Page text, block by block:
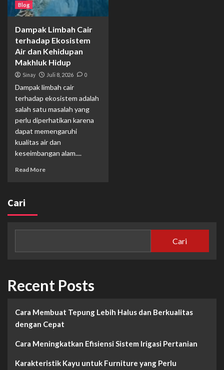
Blog
Dampak Limbah Cair
terhadap Ekosistem
Air dan Kehidupan
Makhluk Hidup
Sinay Juli 8, 2026 0
Dampak limbah cair
terhadap ekosistem adalah
salah satu masalah yang
perlu diperhatikan karena
dapat memengaruhi
kualitas air dan
keseimbangan alam....
Read More
Cari
Cari
Recent Posts
Cara Membuat Tepung Lebih Halus dan Berkualitas
dengan Cepat
Cara Meningkatkan Efisiensi Sistem Irigasi Pertanian
Karakteristik Kayu untuk Furniture yang Perlu